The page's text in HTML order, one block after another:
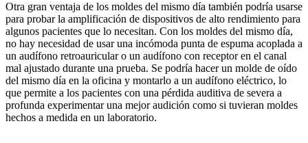
Otra gran ventaja de los moldes del mismo día también podría usarse
para probar la amplificación de dispositivos de alto rendimiento para
algunos pacientes que lo necesitan. Con los moldes del mismo día,
no hay necesidad de usar una incómoda punta de espuma acoplada a
un audífono retroauricular o un audífono con receptor en el canal
mal ajustado durante una prueba. Se podría hacer un molde de oído
del mismo día en la oficina y montarlo a un audífono eléctrico, lo
que permite a los pacientes con una pérdida auditiva de severa a
profunda experimentar una mejor audición como si tuvieran moldes
hechos a medida en un laboratorio.